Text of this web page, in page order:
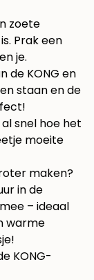
zoete
Prak een
je.
de KONG en
staan en de
snel hoe het
moeite
maken?
in de
– ideaal
warme
KONG-